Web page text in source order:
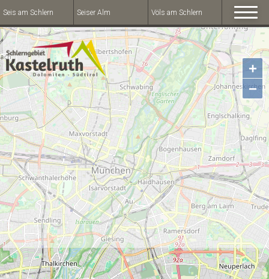
Seis am Schlern Seiser Alm Völs am Schlern
+
−